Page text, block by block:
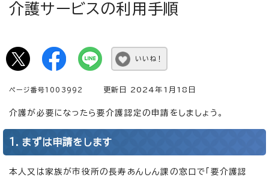
介護サービスの利用手順
いいね！
ページ番号1003992 更新日 2024年1月18日
介護が必要になったら要介護認定の申請をしましょう。
1．まずは申請をします
本人又は家族が市役所の長寿あんしん課の窓口で「要介護認